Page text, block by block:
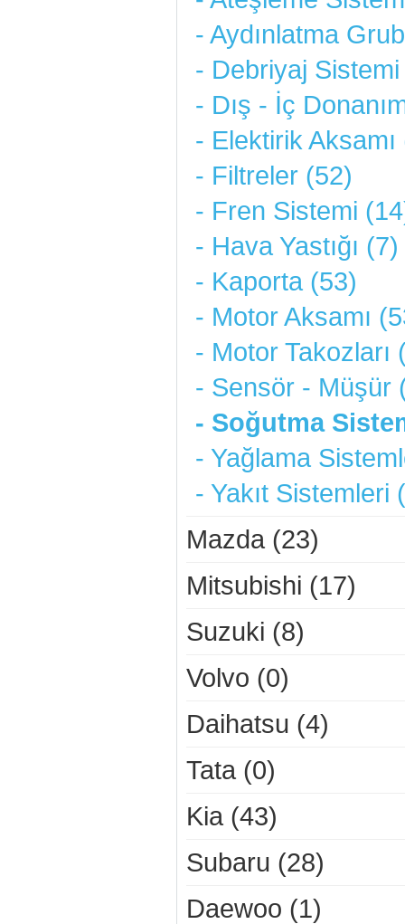
- Aydınlatma
- Debriyaj
- Dış - İç
- Elektirik Aksamı
- Filtreler (52)
- Fren Sistemi
- Hava Yastığı (7)
- Kaporta (53)
- Motor Aksamı
- Motor Takozları
- Sensör - Müşür
- Soğutma
- Yağlama
- Yakıt Sistemleri
Mazda (23)
Mitsubishi (17)
Suzuki (8)
Volvo (0)
Daihatsu (4)
Tata (0)
Kia (43)
Subaru (28)
Daewoo (1)